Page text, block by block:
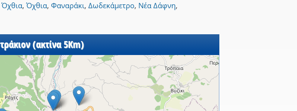
Όχθια,Όχθια, Φαναράκι, Δωδεκάμετρο, Νέα Δάφνη,
(ακτίνα 5Km)